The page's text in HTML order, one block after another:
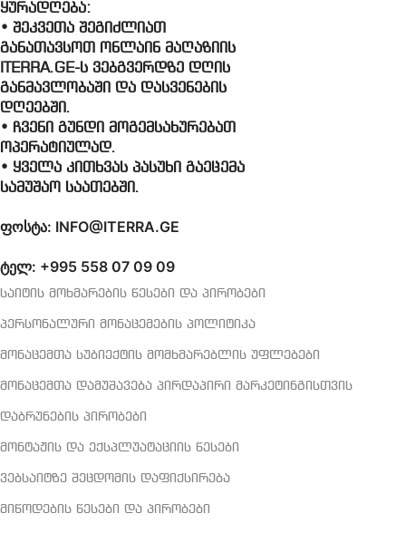
ყურადღება:
• შეკვეთა შეგიძლიათ
განათავსოთ ონლაინ მაღაზიის
ITERRA.GE-ს ვებგვერდზე დღის
განმავლობაში და დასვენების
დღეებში.
• ჩვენი გუნდი მოგემსახურებათ
ოპერატიულად.
• ყველა კითხვას პასუხი გაეცემა
სამუშაო საათებში.
ფოსტა: INFO@ITERRA.GE
ტელ: +995 558 07 09 09
საიტის მოხმარების წესები და პირობები
პერსონალური მონაცემების პოლიტიკა
მონაცემთა სუბიექტის მომხმარებლის უფლებები
მონაცემთა დამუშავება პირდაპირი მარკეტინგისთვის
დაბრუნების პირობები
მონტაჟის და ექსპლუატაციის წესები
ვებსაიტზე შეცდომის დაფიქსირება
მიწოდების წესები და პირობები